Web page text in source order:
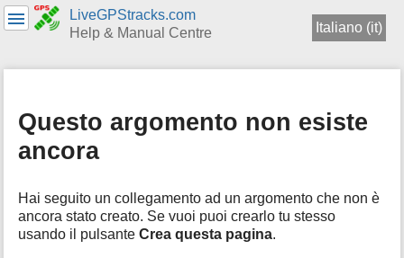
LiveGPStracks.com
Help & Manual Centre
Italiano (it)
Questo argomento non esiste
ancora
Hai seguito un collegamento ad un argomento che non è
ancora stato creato. Se vuoi puoi crearlo tu stesso
usando il pulsanteCrea questa pagina.